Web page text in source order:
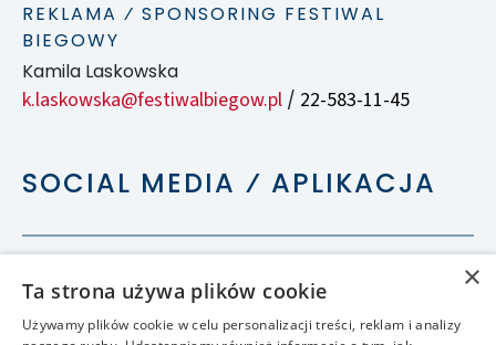
REKLAMA ⁄ SPONSORING FESTIWAL
BIEGOWY
Kamila Laskowska
k.laskowska@festiwalbiegow.pl / 22-583-11-45
SOCIAL MEDIA ⁄ APLIKACJA
×
Ta strona używa plików cookie
Używamy plików cookie w celu personalizacji treści, reklam i analizy